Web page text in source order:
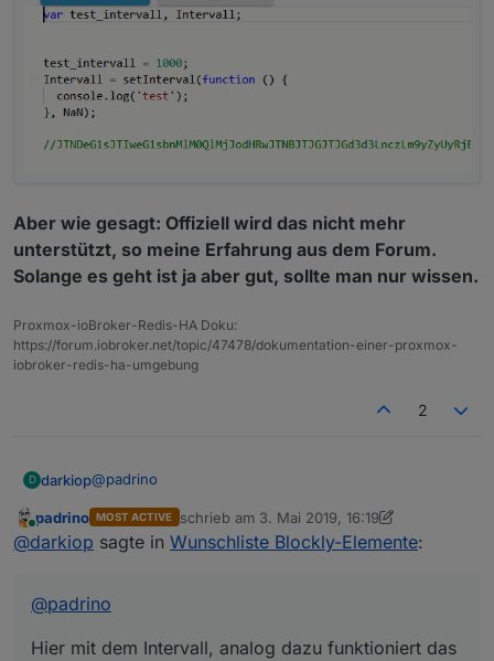
Aber wie gesagt: Offiziell wird das nicht mehr
unterstützt, so meine Erfahrung aus dem Forum.
Solange es geht ist ja aber gut, sollte man nur wissen.
Proxmox-ioBroker-Redis-HA Doku:
https://forum.iobroker.net/topic/47478/dokumentation-einer-proxmox-
iobroker-redis-ha-umgebung
2
D darkiop@padrino
Hier mit dem Intervall, analog dazu funktioniert das mit
timeout. Einfach den Namen der Variable in das Feld
Online
padrino MOST ACTIVE schrieb am 3. Mai 2019, 16:19
zuletzt editiert von padrino 5. März 2019,
@darkiop sagte in Wunschliste Blockly-Elemente:
@padrino
Hier mit dem Intervall, analog dazu funktioniert das